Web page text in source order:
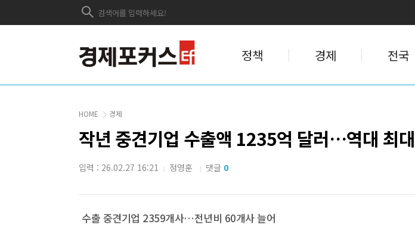
정책 경제 전국
HOME 경제
작년 중견기업 수출액 1235억 달러…역대 최대
입력 : 26.02.27 16:21 | 정영훈 | 댓글 0
수출 중견기업 2359개사…전년비 60개사 늘어